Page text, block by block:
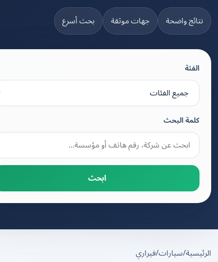
واضحة جهات موثقة بحث أسرع
كلمة البحث
ابحث
/سيارات/فيراري